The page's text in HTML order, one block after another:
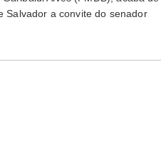
Salvador a convite do senador